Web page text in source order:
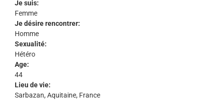
Je suis:
Femme
Je désire rencontrer:
Homme
Sexualité:
Hétéro
Age:
44
Lieu de vie:
Sarbazan, Aquitaine, France